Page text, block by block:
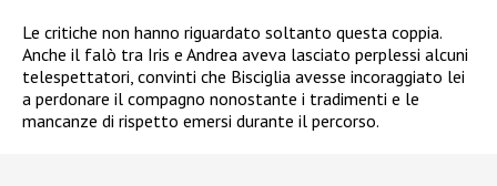
Le critiche non hanno riguardato soltanto questa coppia.
Anche il falò tra Iris e Andrea aveva lasciato perplessi alcuni
telespettatori, convinti che Bisciglia avesse incoraggiato lei
a perdonare il compagno nonostante i tradimenti e le
mancanze di rispetto emersi durante il percorso.